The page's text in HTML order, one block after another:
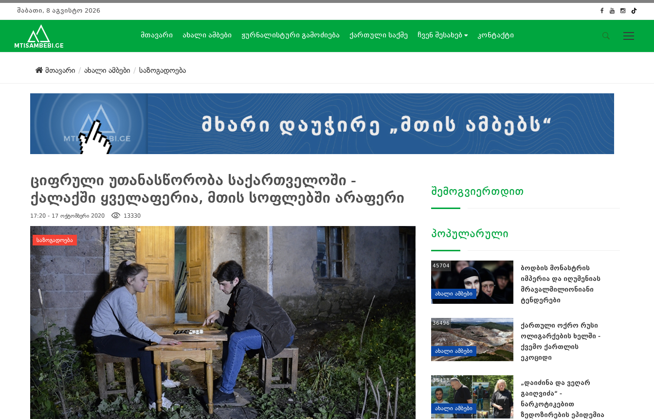
საიტის მენიუ
ჟურნალისტური გამოძიება
ქართული საქმე
ჩვენ შესახებ
კონტაქტი
შაბათი, 8 აგვისტო 2026
მთავარი ახალი ამბები ჟურნალისტური გამოძიება ქართული საქმე ჩვენ შესახებ კონტაქტი
მთავარი ახალი ამბები საზოგადოება
ციფრული უთანასწორობა საქართველოში -
ქალაქში ყველაფერია, მთის სოფლებში არაფერი
17:20 - 17 ოქტომბერი 2020 13330
დატოვე კომენტარი
ᲡᲐᲖᲝᲒᲐᲓᲝᲔᲑᲐ
ᲨᲔᲛᲝᲒᲕᲘᲔᲠᲗᲓᲘᲗ
ᲞᲝᲞᲣᲚᲐᲠᲣᲚᲘ
ᲐᲮᲐᲚᲘ ᲐᲛᲑᲔᲑᲘ
45704
ბოდბის მონასტრის
იმპერია და იღუმენიას
მრავალმილიონიანი
ტენდერები
ᲐᲮᲐᲚᲘ ᲐᲛᲑᲔᲑᲘ
36496
ქართული ოქრო რუსი
ოლიგარქების ხელში -
ქვემო ქართლის
ეკოციდი
ᲐᲮᲐᲚᲘ ᲐᲛᲑᲔᲑᲘ
35438
„დაიძინა და ვეღარ
გაიღვიძა“ -
ნარკოტიკებით
ზედოზირების ეპიდემია